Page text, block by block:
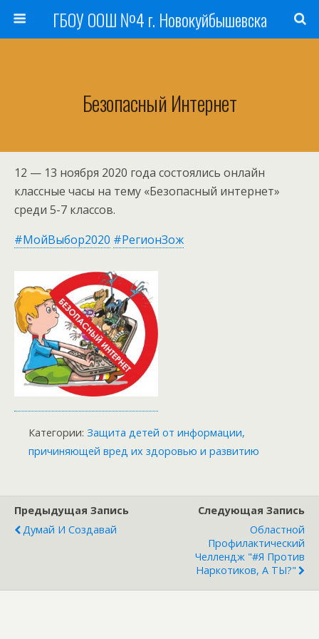
ГБОУ ООШ №4 г. Новокуйбышевска
Безопасный Интернет
12 — 13 ноября 2020 года состоялись онлайн
классные часы на тему «Безопасный интернет»
среди 5-7 классов.
#МойВыбор2020 #РегионЗож
Категории: Защита детей от информации,
причиняющей вред их здоровью и развитию
Предыдущая Запись
Думай И Создавай
Следующая Запись
Областной
Профилактический
Челлендж "#Я Против
Наркотиков, А ТЫ?"